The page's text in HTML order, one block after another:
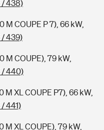
/ 438)
M COUPE P 7), 66 kW,
/ 439)
M COUPE), 79 kW,
/ 440)
M XL COUPE P7), 66 kW,
441)
M XL COUPE), 79 kW,